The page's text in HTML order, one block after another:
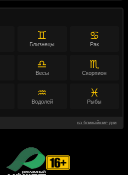
♊
Близнецы
♋
Рак
♎
Весы
♏
Скорпион
♒
Водолей
♓
Рыбы
на ближайшие дни